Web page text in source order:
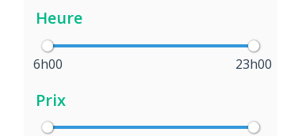
Heure
6h00 23h00
Prix